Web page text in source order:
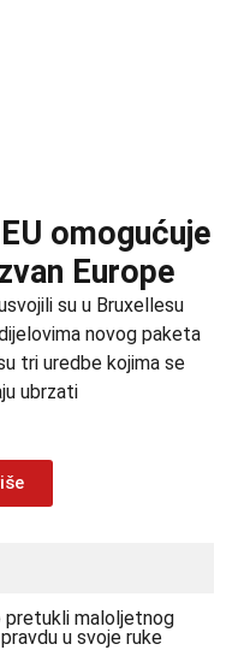
omogućuje
Europe
su u Bruxellesu
novog paketa
tri uredbe kojima se
ubrzati
pretukli maloljetnog
u svoje ruke